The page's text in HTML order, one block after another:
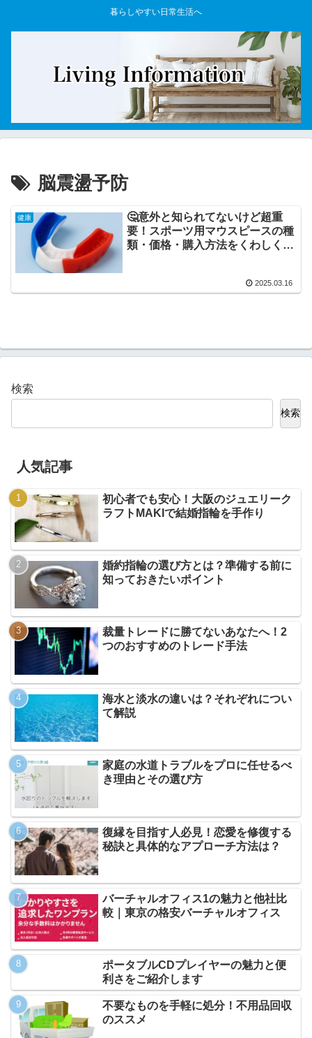
暮らしやすい日常生活へ
脳震盪予防
健康
🤔意外と知られてないけど超重
要！スポーツ用マウスピースの種
類・価格・購入方法をくわしく解
2025.03.16
検索
検索
人気記事
初心者でも安心！大阪のジュエリーク
ラフトMAKIで結婚指輪を手作り
婚約指輪の選び方とは？準備する前に
知っておきたいポイント
裁量トレードに勝てないあなたへ！2
つのおすすめのトレード手法
海水と淡水の違いは？それぞれについ
て解説
家庭の水道トラブルをプロに任せるべ
き理由とその選び方
復縁を目指す人必見！恋愛を修復する
秘訣と具体的なアプローチ方法は？
バーチャルオフィス1の魅力と他社比
較｜東京の格安バーチャルオフィス
ポータブルCDプレイヤーの魅力と便
利さをご紹介します
不要なものを手軽に処分！不用品回収
のススメ